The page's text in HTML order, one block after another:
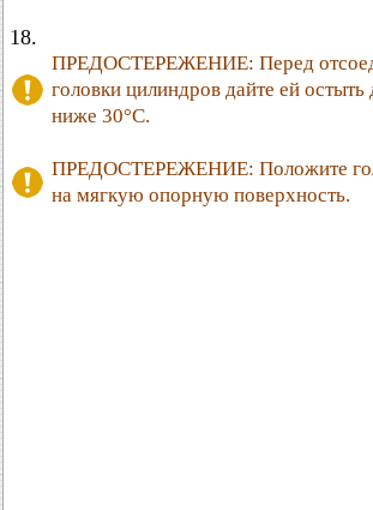
18.
ПРЕДОСТЕРЕЖЕНИЕ: Перед
головки цилиндров дайте ей
ниже 30°C.
ПРЕДОСТЕРЕЖЕНИЕ: Положите
на мягкую опорную поверхность.